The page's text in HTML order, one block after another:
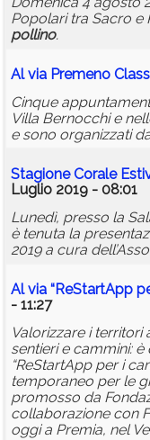
Popolari tra Sacro e
pollino.
Al via Premeno
Cinque
Villa Bernocchi e
e sono organizzati
Stagione Corale
Luglio 2019 - 08:01
Lunedì, presso la
è tenuta la
2019 a cura
Al via “ReStartApp
- 11:27
Valorizzare i territori
sentieri e cammini:
“ReStartApp per i
temporaneo per le
promosso da
collaborazione con
oggi a Premia, nel